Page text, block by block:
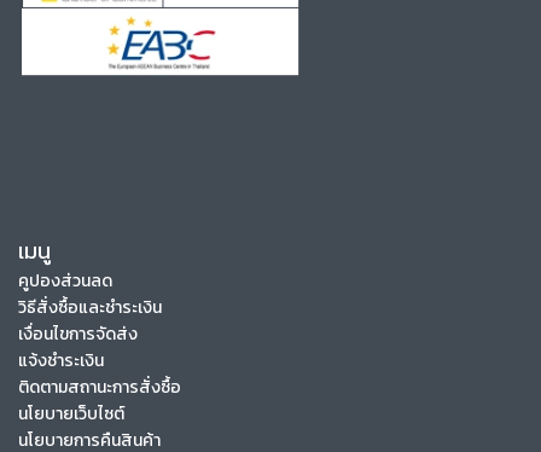
เมนู
คูปองส่วนลด
วิธีสั่งซื้อและชำระเงิน
เงื่อนไขการจัดส่ง
แจ้งชำระเงิน
ติดตามสถานะการสั่งซื้อ
นโยบายเว็บไซต์
นโยบายการคืนสินค้า